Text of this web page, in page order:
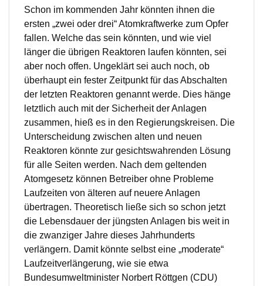
Schon im kommenden Jahr könnten ihnen die
ersten „zwei oder drei“ Atomkraftwerke zum Opfer
fallen. Welche das sein könnten, und wie viel
länger die übrigen Reaktoren laufen könnten, sei
aber noch offen. Ungeklärt sei auch noch, ob
überhaupt ein fester Zeitpunkt für das Abschalten
der letzten Reaktoren genannt werde. Dies hänge
letztlich auch mit der Sicherheit der Anlagen
zusammen, hieß es in den Regierungskreisen. Die
Unterscheidung zwischen alten und neuen
Reaktoren könnte zur gesichtswahrenden Lösung
für alle Seiten werden. Nach dem geltenden
Atomgesetz können Betreiber ohne Probleme
Laufzeiten von älteren auf neuere Anlagen
übertragen. Theoretisch ließe sich so schon jetzt
die Lebensdauer der jüngsten Anlagen bis weit in
die zwanziger Jahre dieses Jahrhunderts
verlängern. Damit könnte selbst eine „moderate“
Laufzeitverlängerung, wie sie etwa
Bundesumweltminister Norbert Röttgen (CDU)